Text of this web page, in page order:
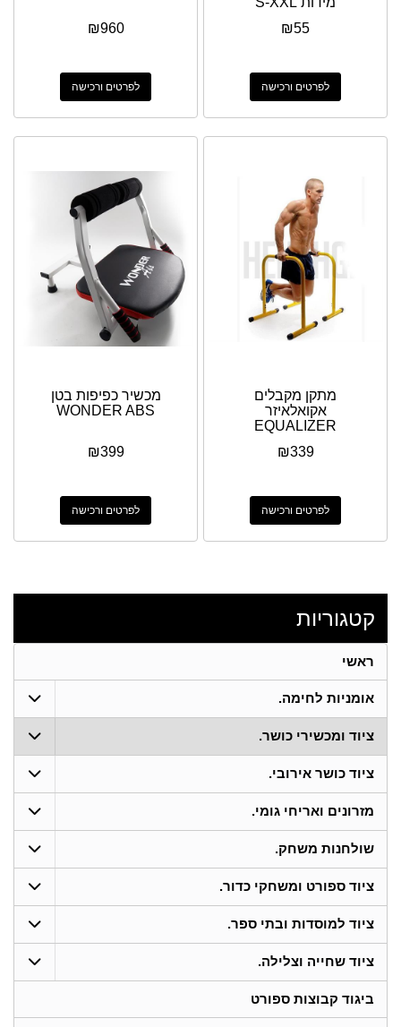
₪55
לפרטים ורכישה
₪960
לפרטים ורכישה
מתקן מקבלים
אקואלאיזר
EQUALIZER
₪339
לפרטים ורכישה
מכשיר כפיפות בטן
WONDER ABS
₪399
לפרטים ורכישה
קטגוריות
ראשי
אומניות לחימה.
ציוד ומכשירי כושר.
ציוד כושר אירובי.
מזרונים ואריחי גומי.
שולחנות משחק.
ציוד ספורט ומשחקי כדור.
ציוד למוסדות ובתי ספר.
ציוד שחייה וצלילה.
ביגוד קבוצות ספורט